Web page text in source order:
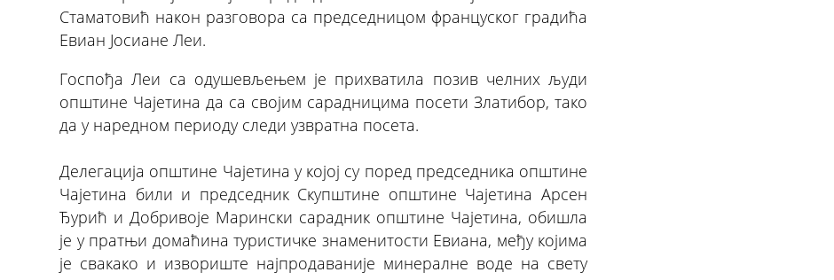
Стаматовић након разговора са председницом француског градића
Евиан Јосиане Леи.
Госпођа Леи са одушевљењем је прихватила позив челних људи
општине Чајетина да са својим сарадницима посети Златибор, тако
да у наредном периоду следи узвратна посета.
Делегација општине Чајетина у којој су поред председника општине
Чајетина били и председник Скупштине општине Чајетина Арсен
Ђурић и Добривоје Марински сарадник општине Чајетина, обишла
је у пратњи домаћина туристичке знаменитости Евиана, међу којима
је свакако и извориште најпродаваније минералне воде на свету